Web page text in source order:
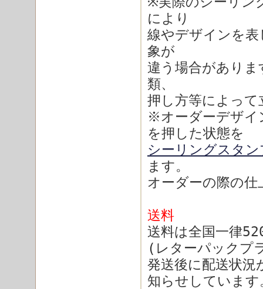
により
線やデザインを
象が
違う場合があり
類、
押し方等によっ
※オーダーデザイ
を押した状態を
シーリングスタ
ます。
オーダーの際の
送料
送料は全国一律
(レターパックプ
発送後に配送状況
知らせしています